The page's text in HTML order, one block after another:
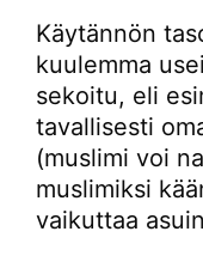
Käytännön
kuulemma
sekoitu, eli
tavallisesti
(muslimi voi
muslimiksi
vaikuttaa